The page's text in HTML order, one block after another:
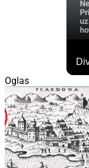
Oglas